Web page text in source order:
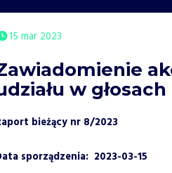
15 mar 2023
w głosach
bieżący nr 8/2023
sporządzenia: 2023-03-15